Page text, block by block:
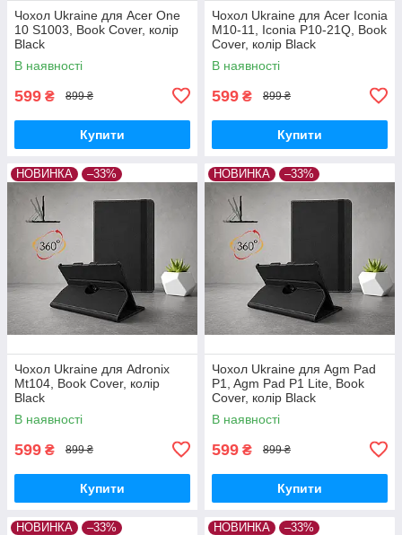
Чохол Ukraine для Acer One
10 S1003, Book Cover, колір
Black
В наявності
599 ₴ 899 ₴
Купити
Чохол Ukraine для Acer Iconia
M10-11, Iconia P10-21Q, Book
Cover, колір Black
В наявності
599 ₴ 899 ₴
Купити
НОВИНКА –33%
Чохол Ukraine для Adronix
Mt104, Book Cover, колір
Black
В наявності
599 ₴ 899 ₴
Купити
НОВИНКА –33%
Чохол Ukraine для Agm Pad
P1, Agm Pad P1 Lite, Book
Cover, колір Black
В наявності
599 ₴ 899 ₴
Купити
НОВИНКА –33% НОВИНКА –33%